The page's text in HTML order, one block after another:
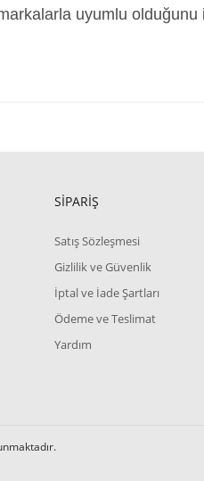
uyumlu olduğunu
SİPARİŞ
Satış Sözleşmesi
Gizlilik ve Güvenlik
İptal ve İade Şartları
Ödeme ve Teslimat
Yardım